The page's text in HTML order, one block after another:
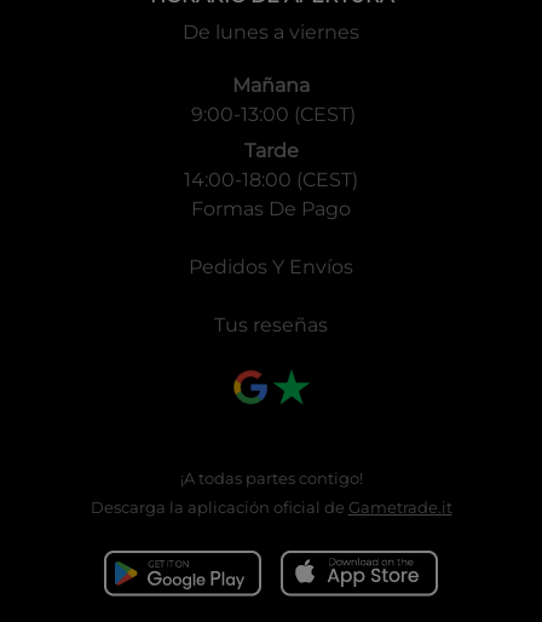
De lunes a viernes
Mañana
9:00-13:00 (CEST)
Tarde
14:00-18:00 (CEST)
Formas De Pago
Pedidos Y Envíos
Tus reseñas
¡A todas partes contigo!
Descarga la aplicación oficial de Gametrade.it